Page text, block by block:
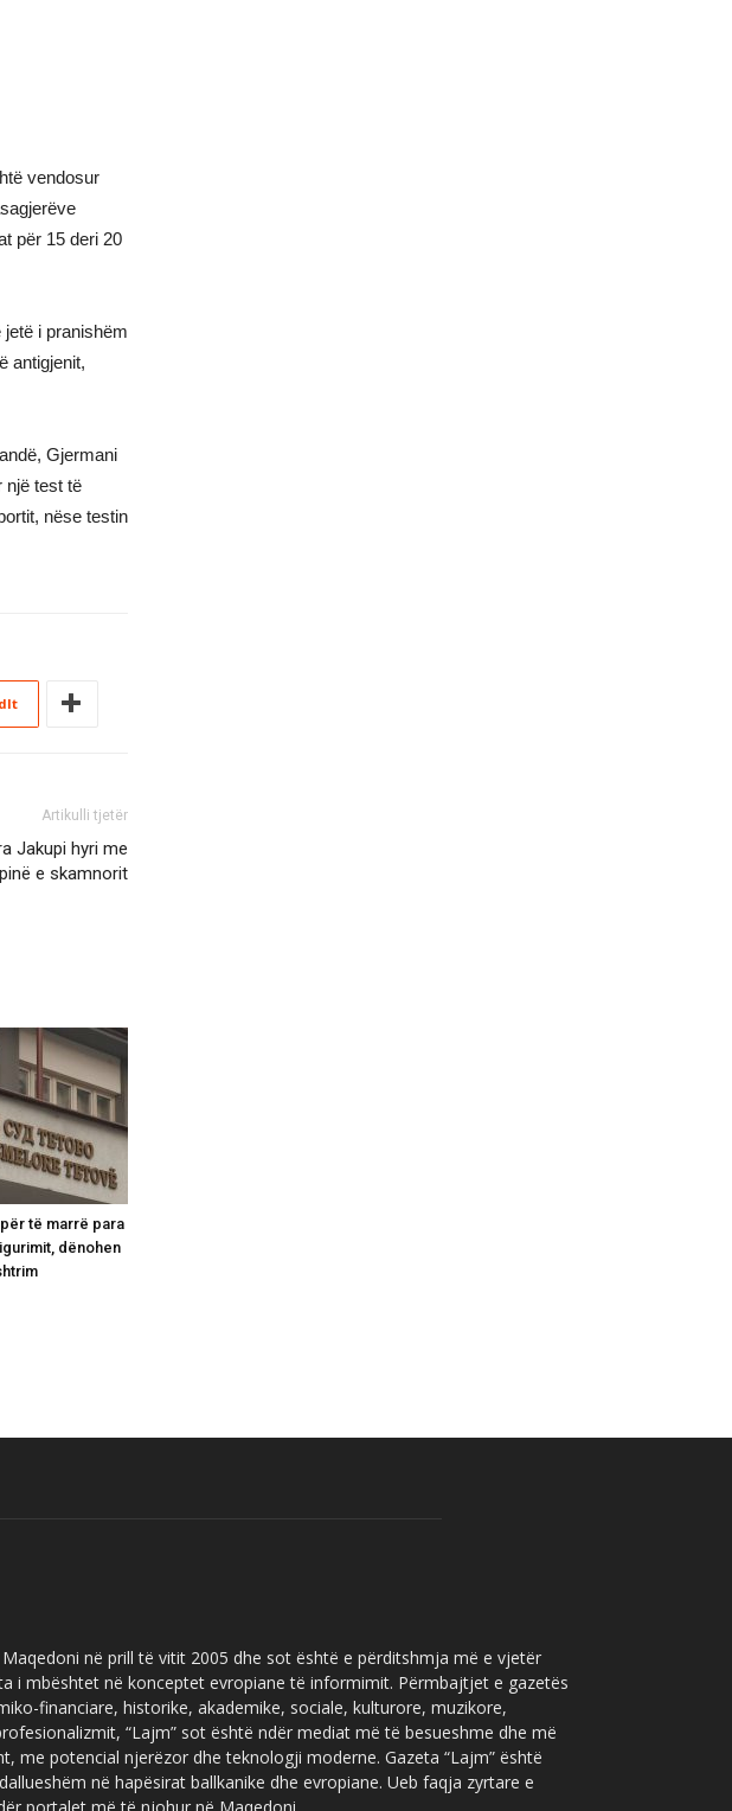
vendosur
për 15 deri 20
i pranishëm
antigjenit,
Gjermani
një test të
nëse testin
Artikulli tjetër
Jakupi hyri me
e skamnorit
të marrë para
dënohen
në prill të vitit 2005 dhe sot është e përditshmja më e vjetër
i mbështet në konceptet evropiane të informimit. Përmbajtjet e gazetës
financiare, historike, akademike, sociale, kulturore, muzikore,
“Lajm” sot është ndër mediat më të besueshme dhe më
me potencial njerëzor dhe teknologji moderne. Gazeta “Lajm” është
në hapësirat ballkanike dhe evropiane. Ueb faqja zyrtare e
portalet më të njohur në Maqedoni.